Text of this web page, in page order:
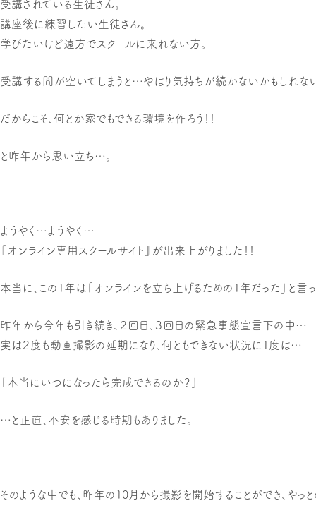
受講されている生徒さん。
講座後に練習したい生徒さん。
学びたいけど遠方でスクールに来れない方。
受講する間が空いてしまうと…やはり気持ちが続かないかもしれ
だからこそ、何とか家でもできる環境を作ろう！！
と昨年から思い立ち…。
ようやく…ようやく…
『オンライン専用スクールサイト』が出来上がりました！！
本当に、この1年は「オンラインを立ち上げるための1年だった」と言
昨年から今年も引き続き、２回目、３回目の緊急事態宣言下の中…
実は２度も動画撮影の延期になり、何ともできない状況に1度は…
「本当にいつになったら完成できるのか？」
…と正直、不安を感じる時期もありました。
そのような中でも、昨年の10月から撮影を開始することができ、やっ